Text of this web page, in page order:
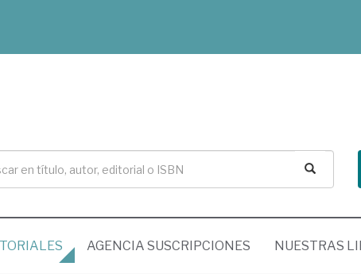
AGENCIA SUSCRIPCIONES NUESTRAS